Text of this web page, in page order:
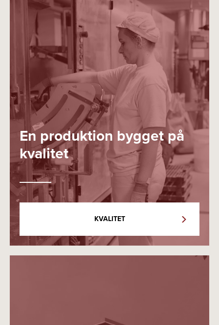
En produktion bygget på
kvalitet
KVALITET